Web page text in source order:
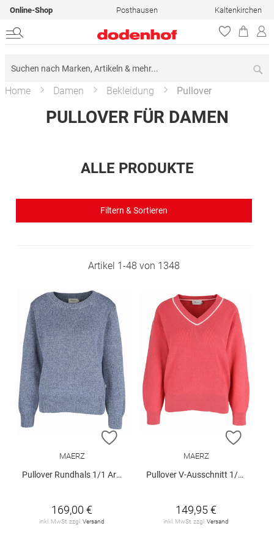
Online-Shop Posthausen Kaltenkirchen
Home Damen Bekleidung Pullover
PULLOVER FÜR DAMEN
ALLE PRODUKTE
Filtern & Sortieren
Artikel 1-48 von 1348
ZUR WUNSCHLISTE HINZUFÜGEN
MAERZ
Pullover Rundhals 1/1 Arm
169,00 €
inkl. MwSt. zzgl. Versand
ZUR
MAERZ
Pullover V-Ausschnitt 1/1 Arm
149,95 €
inkl. MwSt. zzgl. Versand